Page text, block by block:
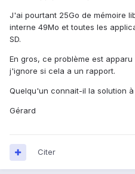
J'ai pourtant 25Go de mémoire
interne 49Mo et toutes les
SD.
En gros, ce problème est
j'ignore si cela a un rapport.
Quelqu'un connait-il la solution
Gérard
Citer